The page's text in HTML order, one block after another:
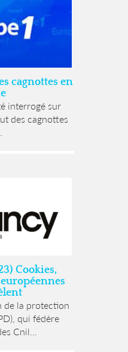
cagnottes en
interrogé sur
des cagnottes
Cookies,
de la protection
qui fédère
Cnil...